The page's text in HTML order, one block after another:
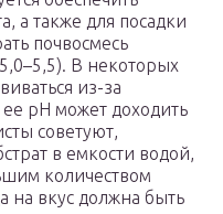
а также для посадки
почвосмесь
В некоторых
из-за
рН может доходить
советуют,
в емкости водой,
количеством
на вкус должна быть